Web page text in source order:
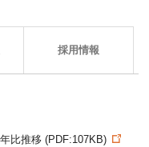
採用情報
比推移 (PDF:107KB)